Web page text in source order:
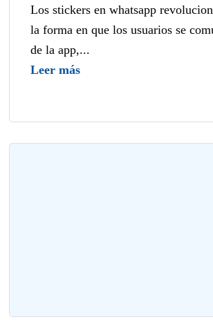
Los stickers en whatsapp
la forma en que los usuarios se
de la app,...
Leer más